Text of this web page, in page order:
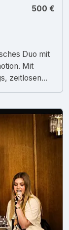
500 €
Duo mit
Mit
zeitlosen...